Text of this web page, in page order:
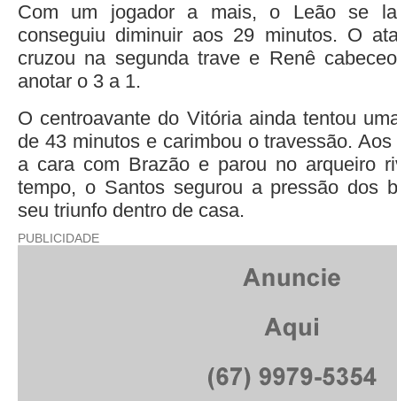
Com um jogador a mais, o Leão se
conseguiu diminuir aos 29 minutos. O
cruzou na segunda trave e Renê
anotar o 3 a 1.
O centroavante do Vitória ainda tentou
de 43 minutos e carimbou o travessão.
a cara com Brazão e parou no arqueiro
tempo, o Santos segurou a pressão dos
seu triunfo dentro de casa.
PUBLICIDADE